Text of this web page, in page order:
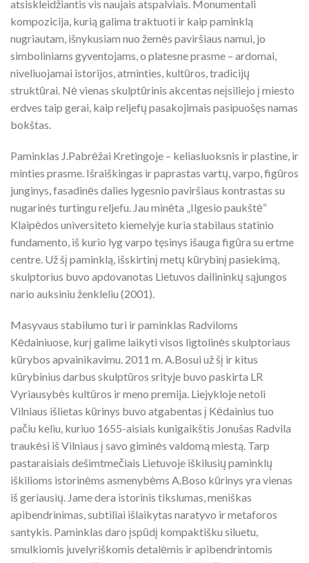
atsiskleidžiantis vis naujais atspalviais. Monumentali
kompozicija, kurią galima traktuoti ir kaip paminklą
nugriautam, išnykusiam nuo žemės paviršiaus namui, jo
simboliniams gyventojams, o platesne prasme – ardomai,
niveliuojamai istorijos, atminties, kultūros, tradicijų
struktūrai. Nė vienas skulptūrinis akcentas neįsiliejo į miesto
erdves taip gerai, kaip reljefų pasakojimais pasipuošęs namas
bokštas.
Paminklas J.Pabrėžai Kretingoje – keliasluoksnis ir plastine, ir
minties prasme. Išraiškingas ir paprastas vartų, varpo, figūros
junginys, fasadinės dalies lygesnio paviršiaus kontrastas su
nugarinės turtingu reljefu. Jau minėta „Ilgesio paukštė“
Klaipėdos universiteto kiemelyje kuria stabilaus statinio
fundamento, iš kurio lyg varpo tęsinys išauga figūra su ertme
centre. Už šį paminklą, išskirtinį metų kūrybinį pasiekimą,
skulptorius buvo apdovanotas Lietuvos dailininkų sąjungos
nario auksiniu ženkleliu (2001).
Masyvaus stabilumo turi ir paminklas Radviloms
Kėdainiuose, kurį galime laikyti visos ligtolinės skulptoriaus
kūrybos apvainikavimu. 2011 m. A.Bosui už šį ir kitus
kūrybinius darbus skulptūros srityje buvo paskirta LR
Vyriausybės kultūros ir meno premija. Liejykloje netoli
Vilniaus išlietas kūrinys buvo atgabentas į Kėdainius tuo
pačiu keliu, kuriuo 1655-aisiais kunigaikštis Jonušas Radvila
traukėsi iš Vilniaus į savo giminės valdomą miestą. Tarp
pastaraisiais dešimtmečiais Lietuvoje iškilusių paminklų
iškilioms istorinėms asmenybėms A.Boso kūrinys yra vienas
iš geriausių. Jame dera istorinis tikslumas, meniškas
apibendrinimas, subtiliai išlaikytas naratyvo ir metaforos
santykis. Paminklas daro įspūdį kompaktišku siluetu,
smulkiomis juvelyriškomis detalėmis ir apibendrintomis